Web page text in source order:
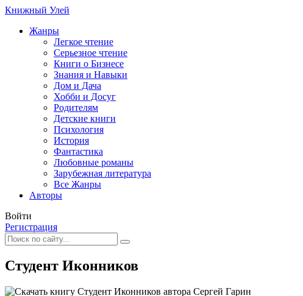
Книжный Улей
Жанры
Легкое чтение
Серьезное чтение
Книги о Бизнесе
Знания и Навыки
Дом и Дача
Хобби и Досуг
Родителям
Детские книги
Психология
История
Фантастика
Любовные романы
Зарубежная литература
Все Жанры
Авторы
Войти
Регистрация
Студент Иконников